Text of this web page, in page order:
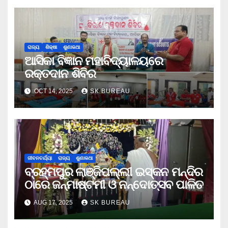
ରାଜ୍ୟ ଶିକ୍ଷା ଶୁଣାକଥା
ଆସିକା ବିଜ୍ଞାନ ମହାବିଦ୍ୟାଳୟରେ
ରକ୍ତଦାନ ଶିବିର
OCT 14, 2025 SK BUREAU
ଜୀବନଚର୍ଯ୍ୟା ରାଜ୍ୟ ଶୁଣାକଥା
ବ୍ରହ୍ମପୁର ଲାଞ୍ଜିପଲ୍ଲୀ ଇସ୍କନ ମନ୍ଦିର
ଠାରେ ଜନ୍ମାଷ୍ଟମୀ ଓ ନନ୍ଦୋତ୍ସବ ପାଳିତ
AUG 17, 2025 SK BUREAU